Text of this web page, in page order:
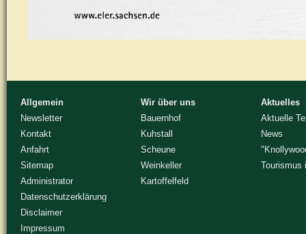
Allgemein
Newsletter
Kontakt
Anfahrt
Sitemap
Administrator
Datenschutzerklärung
Disclaimer
Impressum
Wir über uns
Bauernhof
Kuhstall
Scheune
Weinkeller
Kartoffelfeld
Aktuelles
Aktuelle
News
Tourismus